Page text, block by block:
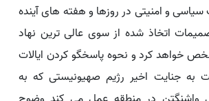
و امنیتی در روزها و هفته های آینده
اتخاذ شده از سوی عالی ترین نهاد
خواهد کرد و نحوه پاسخگو کردن ایالات
به جنایت اخیر رژیم صهیونیستی که به